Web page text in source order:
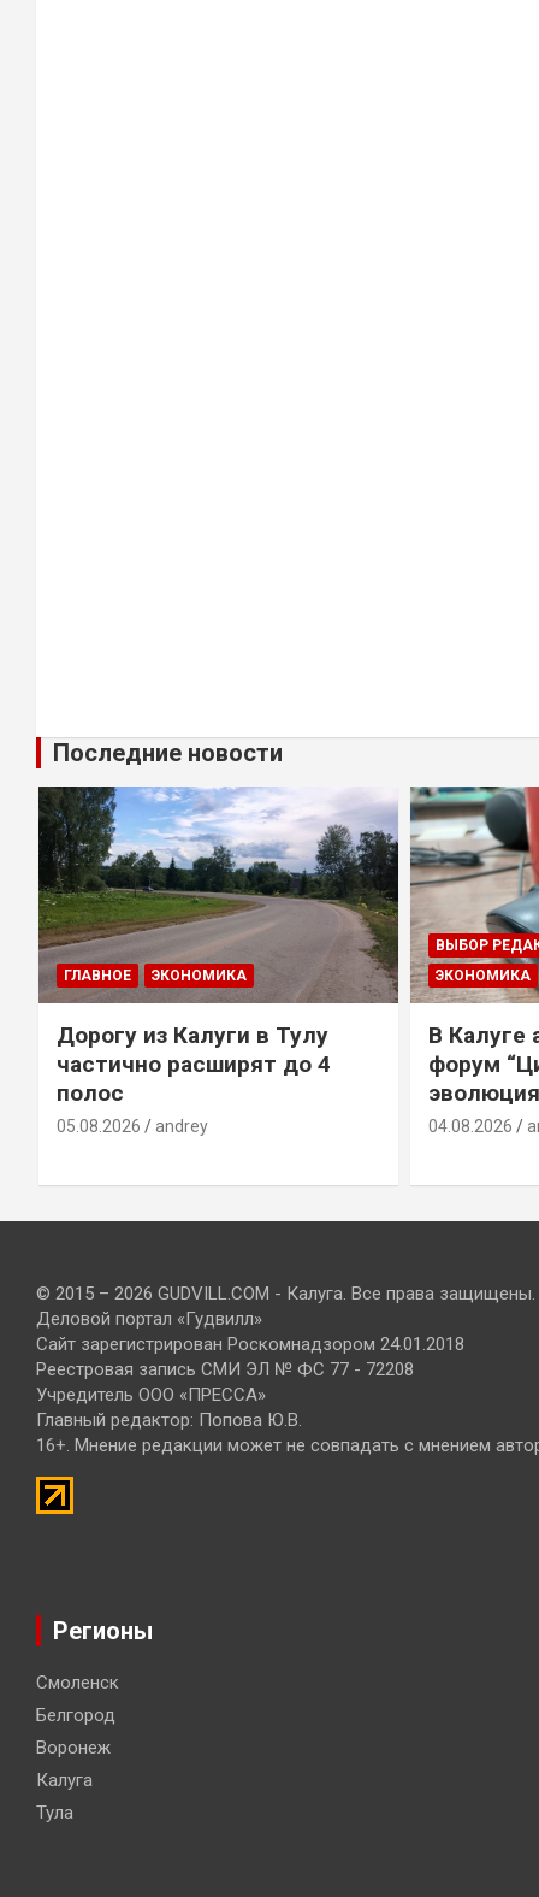
Последние новости
ГЛАВНОЕ ЭКОНОМИКА
Дорогу из Калуги в Тулу
частично расширят до 4
полос
05.08.2026 andrey
ВЫБОР
ЭКОНОМИКА
В Калуге
форум
04.08.2026
© 2015 – 2026 GUDVILL.COM - Калуга. Все права защищены.
Деловой портал «Гудвилл»
Сайт зарегистрирован Роскомнадзором 24.01.2018
Реестровая запись СМИ ЭЛ № ФС 77 - 72208
Учредитель ООО «ПРЕССА»
Главный редактор: Попова Ю.В.
16+. Мнение редакции может не совпадать с мнением
Регионы
Смоленск
Белгород
Воронеж
Калуга
Тула